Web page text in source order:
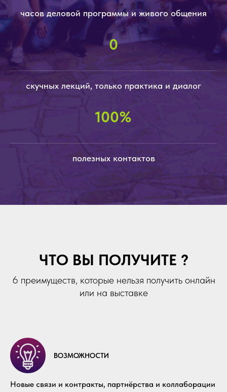
часов деловой программы и живого общения
0
скучных лекций, только практика и диалог
100%
полезных контактов
ЧТО ВЫ ПОЛУЧИТЕ ?
6 преимуществ, которые нельзя получить онлайн
или на выставке
ВОЗМОЖНОСТИ
Новые связи и контракты, партнёрства и коллаборации